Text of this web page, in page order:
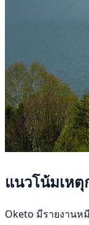
แนวโน้มเห
Oketo มีรายงานห